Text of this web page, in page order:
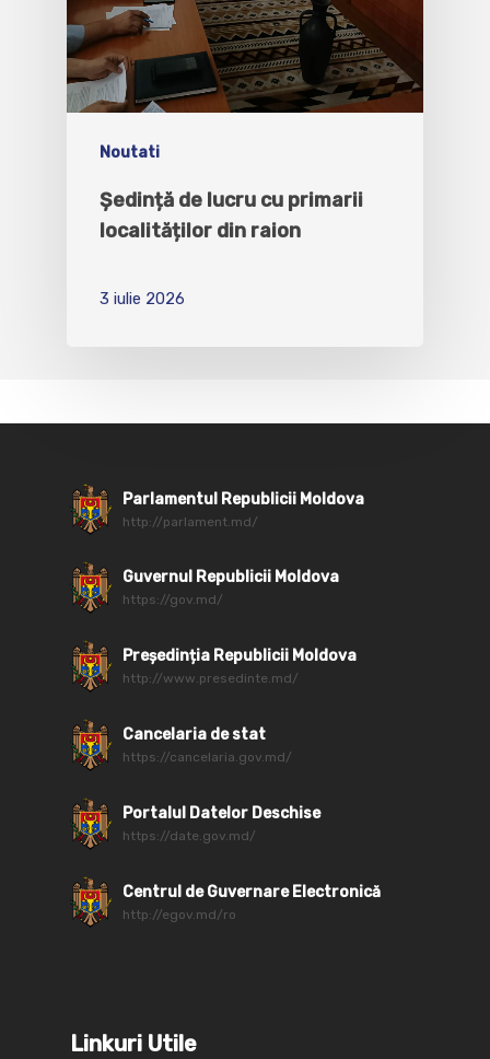
Noutati
Ședință de lucru cu primarii
localităților din raion
3 iulie 2026
Parlamentul Republicii Moldova
http://parlament.md/
Guvernul Republicii Moldova
https://gov.md/
Președinția Republicii Moldova
http://www.presedinte.md/
Cancelaria de stat
https://cancelaria.gov.md/
Portalul Datelor Deschise
https://date.gov.md/
Centrul de Guvernare Electronică
http://egov.md/ro
Linkuri Utile